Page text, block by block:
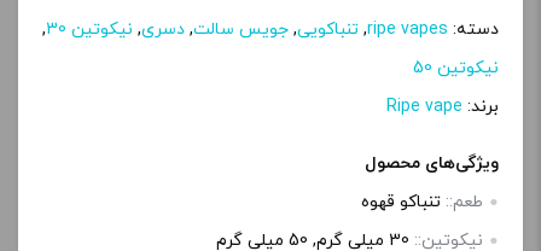
دسته: ripe vapes
, تنباکویی, جویس سالت, دسری, نیکوتین 30
,
نیکوتین 50
برند: Ripe vape
ویژگی‌های محصول
طعم:: تنباکو قهوه
نیکوتین:: 30 میلی گرم, 50 میلی گرم